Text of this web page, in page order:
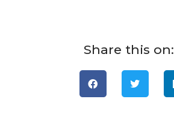
Share this on: